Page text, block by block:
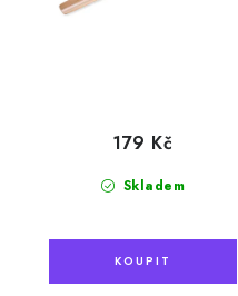
Skladem
179 Kč